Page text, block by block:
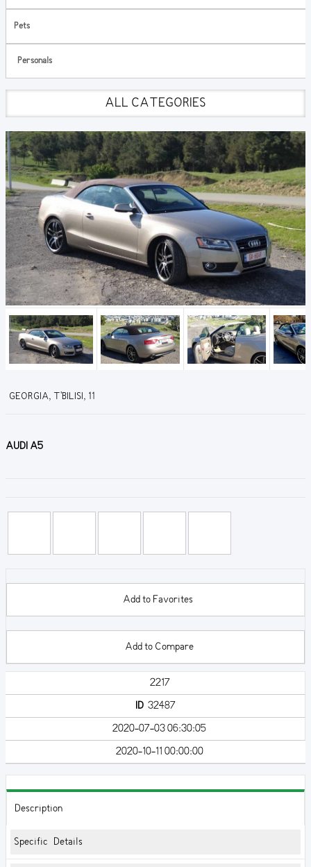
Pets
Personals
ALL CATEGORIES
GEORGIA, T'BILISI, 11
AUDI A5
Add to Favorites
Add to Compare
2217
ID32487
2020-07-03 06:30:05
2020-10-11 00:00:00
Description
Specific Details